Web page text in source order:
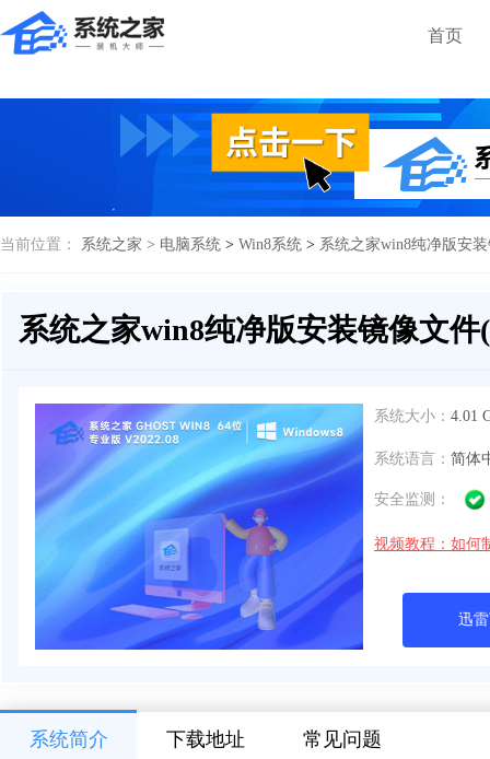
首页
当前位置： 系统之家 > 电脑系统 > Win8系统 > 系统之家win8纯净版安
系统之家win8纯净版安装镜像文件
系统大小： 4.01
系统语言： 简体
安全监测：
视频教程：如何
迅
系统简介 下载地址 常见问题